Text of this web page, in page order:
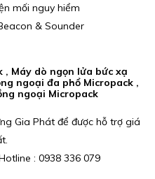
mối nguy hiểm
& Sounder
, Máy dò ngọn lửa bức xạ
ngoại đa phổ Micropack ,
ngoại Micropack
Gia Phát để được hỗ trợ giá
: 0938 336 079